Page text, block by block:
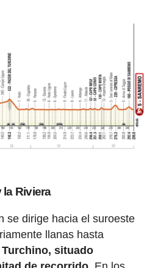
la Riviera
se dirige hacia el suroeste
llanas hasta
situado